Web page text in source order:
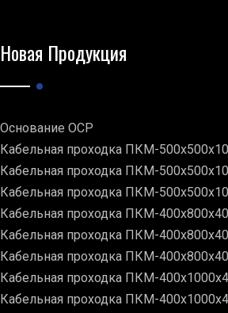
Новая Продукция
Основание ОСР
Кабельная проходка ПКМ-
Кабельная проходка ПКМ-
Кабельная проходка ПКМ-
Кабельная проходка ПКМ-
Кабельная проходка ПКМ-
Кабельная проходка ПКМ-
Кабельная проходка ПКМ-
Кабельная проходка ПКМ-